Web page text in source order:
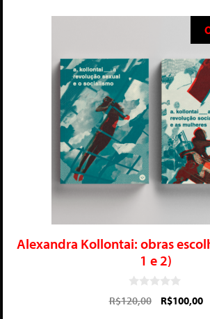
Alexandra Kollontai: obras
1 e 2)
0
d
R$120,00 R$100,00